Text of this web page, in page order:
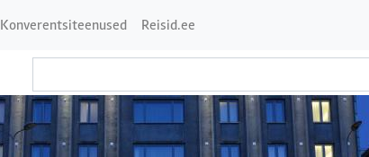
Konverentsiteenused Reisid.ee